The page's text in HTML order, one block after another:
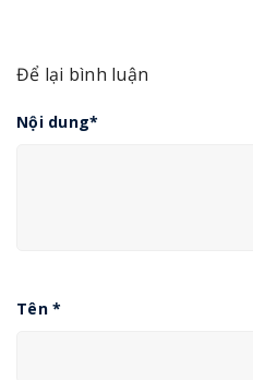
Để lại bình luận
Nội dung*
Tên *